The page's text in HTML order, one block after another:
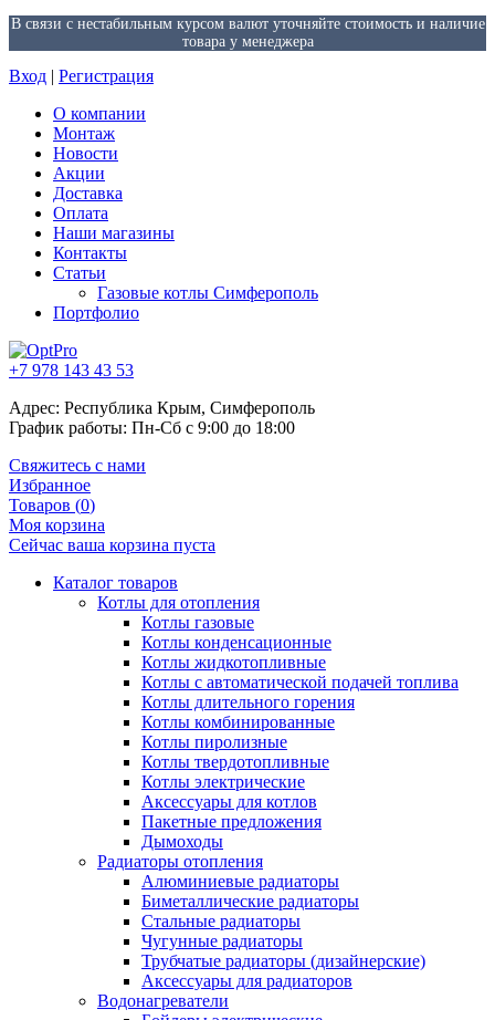
В связи с нестабильным курсом валют уточняйте стоимость и наличие
товара у менеджера
Вход | Регистрация
О компании
Монтаж
Новости
Акции
Доставка
Оплата
Наши магазины
Контакты
Статьи
Газовые котлы Симферополь
Портфолио
+7 978 143 43 53
Адрес: Республика Крым, Симферополь
График работы: Пн-Сб с 9:00 до 18:00
Свяжитесь с нами
Избранное
Товаров (0)
Моя корзина
Сейчас ваша корзина пуста
Каталог товаров
Котлы для отопления
Котлы газовые
Котлы конденсационные
Котлы жидкотопливные
Котлы с автоматической подачей топлива
Котлы длительного горения
Котлы комбинированные
Котлы пиролизные
Котлы твердотопливные
Котлы электрические
Аксессуары для котлов
Пакетные предложения
Дымоходы
Радиаторы отопления
Алюминиевые радиаторы
Биметаллические радиаторы
Стальные радиаторы
Чугунные радиаторы
Трубчатые радиаторы (дизайнерские)
Аксессуары для радиаторов
Водонагреватели